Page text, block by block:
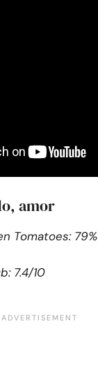
amor
Tomatoes: 79%
7.4/10